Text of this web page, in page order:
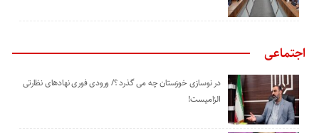
اجتماعی
در نوسازی خوزستان چه می گذرد ؟/ ورودی فوری نهادهای نظارتی
الزامیست!